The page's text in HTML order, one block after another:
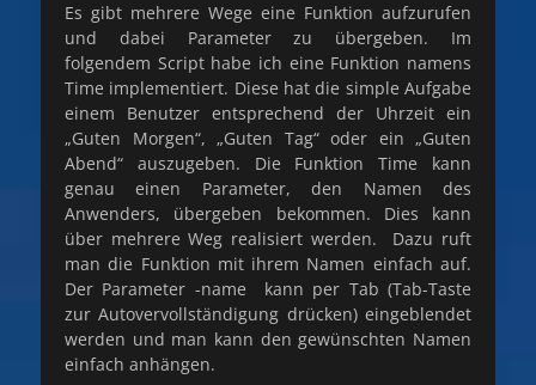
Es gibt mehrere Wege eine Funktion aufzurufen
und dabei Parameter zu übergeben. Im
folgendem Script habe ich eine Funktion namens
Time implementiert. Diese hat die simple Aufgabe
einem Benutzer entsprechend der Uhrzeit ein
„Guten Morgen“, „Guten Tag“ oder ein „Guten
Abend“ auszugeben. Die Funktion Time kann
genau einen Parameter, den Namen des
Anwenders, übergeben bekommen. Dies kann
über mehrere Weg realisiert werden. Dazu ruft
man die Funktion mit ihrem Namen einfach auf.
Der Parameter -name kann per Tab (Tab-Taste
zur Autovervollständigung drücken) eingeblendet
werden und man kann den gewünschten Namen
einfach anhängen.